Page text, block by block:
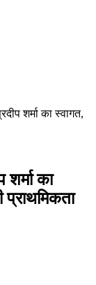
शर्मा का स्वागत,
का
प्राथमिकता